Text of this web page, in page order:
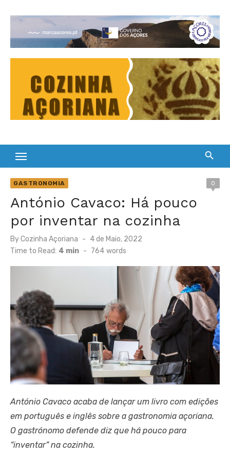
content
Cultura Gastronómica dos Açores
GASTRONOMIA 0
António Cavaco: Há pouco
por inventar na cozinha
ByCozinha Açoriana
Posted
on
4 de Maio, 2022
Time to Read: 4 min - 764 words
António Cavaco acaba de lançar um livro com edições
em português e inglês sobre a gastronomia açoriana.
O gastrónomo defende diz que há pouco para
“inventar” na cozinha.